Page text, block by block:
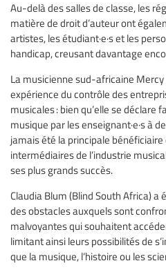
Au-delà des salles de classe, les
matière de droit d’auteur ont
artistes, les étudiant·e·s et les
handicap, creusant davantage
La musicienne sud-africaine
expérience du contrôle des
musicales : bien qu’elle se déclare
musique par les enseignant·e·s à
jamais été la principale
intermédiaires de l’industrie
ses plus grands succès.
Claudia Blum (Blind South Africa)
des obstacles auxquels sont
malvoyantes qui souhaitent
limitant ainsi leurs possibilités de
que la musique, l’histoire ou les